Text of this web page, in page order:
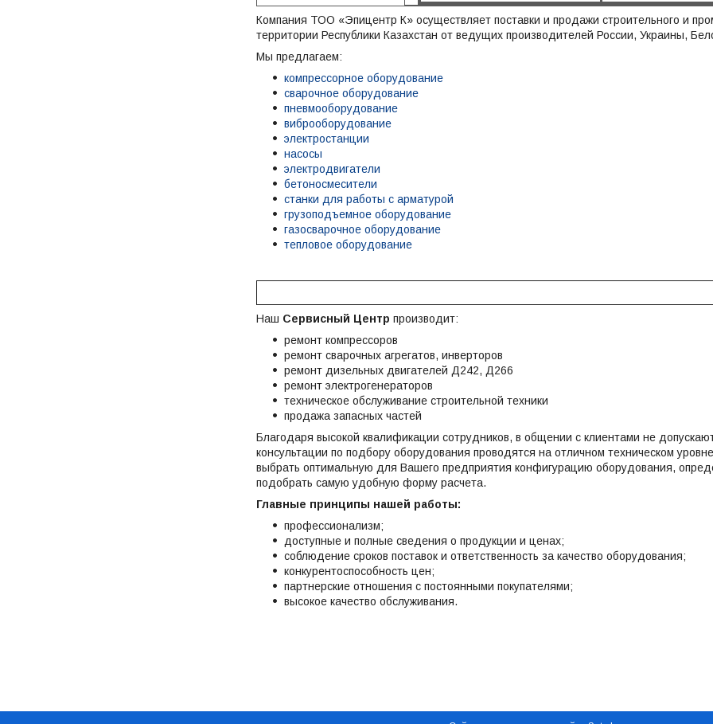
Компания ТОО «Эпицентр К» осуществляет поставки и продажи строительного и
территории Республики Казахстан от ведущих производителей России, Украины,
Мы предлагаем:
компрессорное оборудование
сварочное оборудование
пневмооборудование
виброоборудование
электростанции
насосы
электродвигатели
бетоносмесители
станки для работы с арматурой
грузоподъемное оборудование
газосварочное оборудование
тепловое оборудование
Наш Сервисный Центр производит:
ремонт компрессоров
ремонт сварочных агрегатов, инверторов
ремонт дизельных двигателей Д242, Д266
ремонт электрогенераторов
техническое обслуживание строительной техники
продажа запасных частей
Благодаря высокой квалификации сотрудников, в общении с клиентами не
консультации по подбору оборудования проводятся на отличном техническом
выбрать оптимальную для Вашего предприятия конфигурацию оборудования,
подобрать самую удобную форму расчета.
Главные принципы нашей работы:
профессионализм;
доступные и полные сведения о продукции и ценах;
соблюдение сроков поставок и ответственность за качество оборудования;
конкурентоспособность цен;
партнерские отношения с постоянными покупателями;
высокое качество обслуживания.